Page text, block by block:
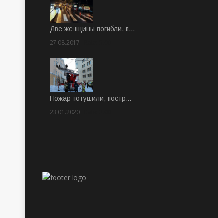
Две женщины погибли, п…
27.08.2017
Пожар потушили, постр…
23.01.2020